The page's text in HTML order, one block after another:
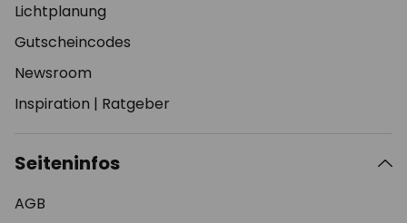
Lichtplanung
Gutscheincodes
Newsroom
Inspiration | Ratgeber
Seiteninfos
AGB